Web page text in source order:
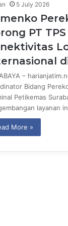
5 July 2026
PT
–
Bidang
Petikemas
layanan
More »